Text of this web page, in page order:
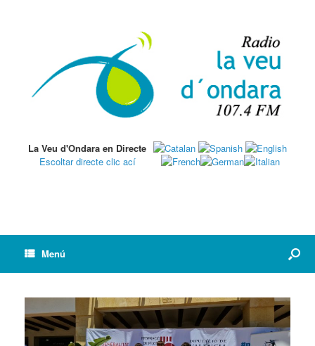
La Veu d'Ondara en Directe
Escoltar directe clic ací
Menú